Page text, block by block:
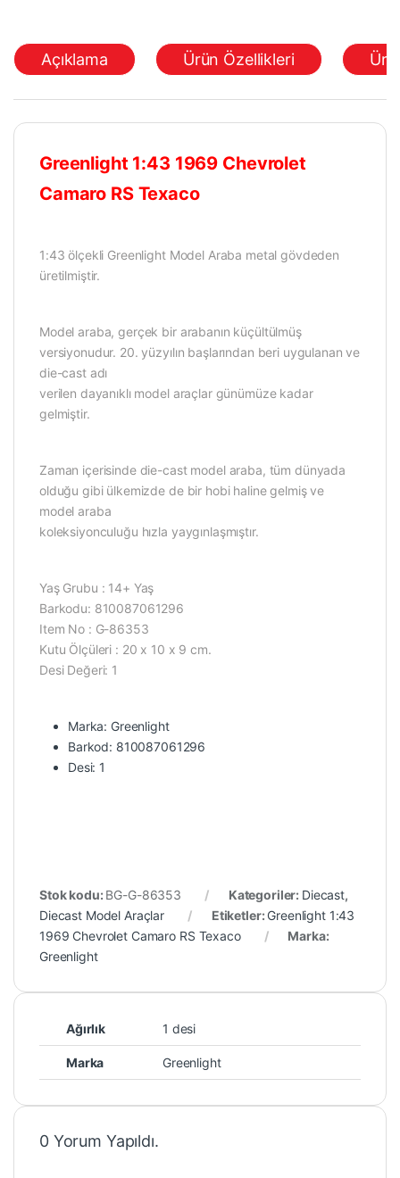
Açıklama Ürün Özellikleri
Greenlight 1:43 1969 Chevrolet
Camaro RS Texaco
1:43 ölçekli Greenlight Model Araba metal gövdeden
üretilmiştir.
Model araba, gerçek bir arabanın küçültülmüş
versiyonudur. 20. yüzyılın başlarından beri uygulanan ve
die-cast adı
verilen dayanıklı model araçlar günümüze kadar
gelmiştir.
Zaman içerisinde die-cast model araba, tüm dünyada
olduğu gibi ülkemizde de bir hobi haline gelmiş ve
model araba
koleksiyonculuğu hızla yaygınlaşmıştır.
Yaş Grubu : 14+ Yaş
Barkodu: 810087061296
Item No : G-86353
Kutu Ölçüleri : 20 x 10 x 9 cm.
Desi Değeri: 1
Marka: Greenlight
Barkod: 810087061296
Desi: 1
Stok kodu: BG-G-86353 Kategoriler: Diecast,
Diecast Model Araçlar
Etiketler: Greenlight 1:43
1969 Chevrolet Camaro RS Texaco
Marka:
Greenlight
Ağırlık 1 desi
Marka Greenlight
0 Yorum Yapıldı.